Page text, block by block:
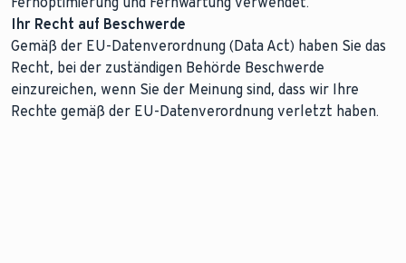
Ihr Recht auf Beschwerde
Gemäß der EU-Datenverordnung (Data Act) haben Sie das
Recht, bei der zuständigen Behörde Beschwerde
einzureichen, wenn Sie der Meinung sind, dass wir Ihre
Rechte gemäß der EU-Datenverordnung verletzt haben.